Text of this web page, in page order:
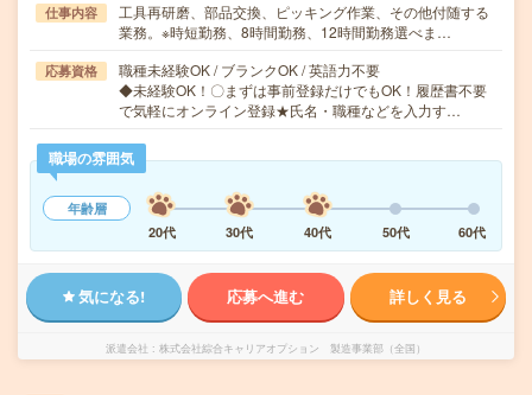
仕事内容
工具再研磨、部品交換、ピッキング作業、その他付随する
業務。※時短勤務、8時間勤務、12時間勤務選べま…
応募資格
職種未経験OK / ブランクOK / 英語力不要
◆未経験OK！〇まずは事前登録だけでもOK！履歴書不要
で気軽にオンライン登録★氏名・職種などを入力す…
職場の雰囲気
年齢層
20代
30代 40代 50代 60代
気になる! 応募へ進む 詳しく見る
派遣会社 株式会社綜合キャリアオプション 製造事業部（全国）